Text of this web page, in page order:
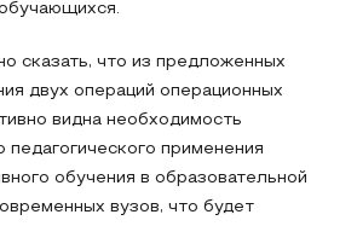
сказать, что из предложенных
двух операций операционных
видна необходимость
педагогического применения
обучения в образовательной
вузов, что будет